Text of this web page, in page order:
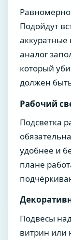
Подойдут
аналог
который
должен
Рабочий
Подсветка
удобнее и
плане
Подвесы
витрин